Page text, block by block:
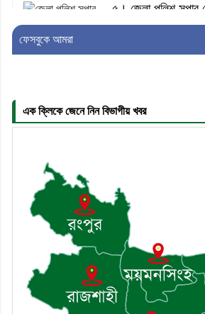
৫। জেলা পুলিশ সুপার
দাউদকান্দি মডেল
৮। মেঘনায় আইন-
সভা অনুষ্ঠিত
৯। জাতীয় নেতা ড.
হোসেনের মূল্যায়ন
বিশ্লেষণ
ফেসবুকে আমরা
এক ক্লিকে জেনে নিন বিভাগীয় খবর